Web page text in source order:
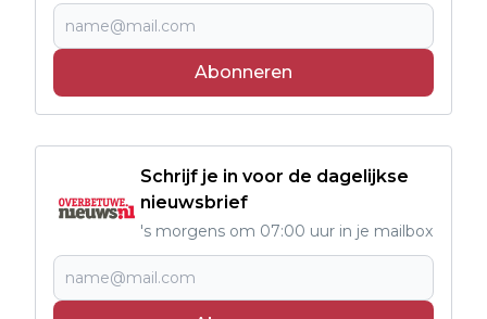
Abonneren
Schrijf je in voor de dagelijkse
nieuwsbrief
's morgens om 07:00 uur in je mailbox